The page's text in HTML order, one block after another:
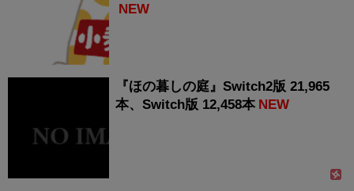
NEW
『ほの暮しの庭』Switch2版 21,965
本、Switch版 12,458本 NEW